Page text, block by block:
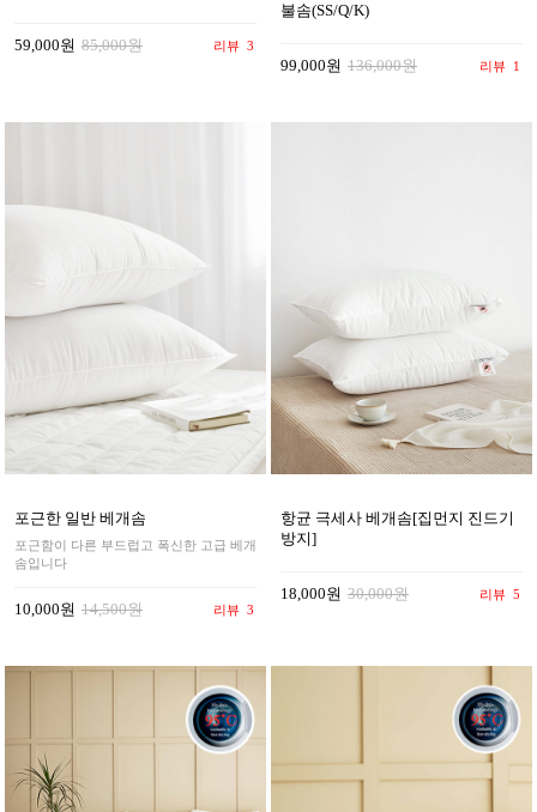
59,000원 85,000원 리뷰 3
불솜(SS/Q/K)
99,000원 136,000원 리뷰 1
포근한 일반 베개솜
포근함이 다른 부드럽고 폭신한 고급 베개
솜입니다
10,000원 14,500원 리뷰 3
항균 극세사 베개솜[집먼지 진드기
방지]
18,000원 30,000원 리뷰 5